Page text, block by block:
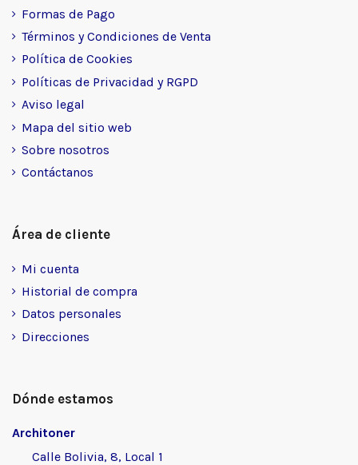
Formas de Pago
Términos y Condiciones de Venta
Política de Cookies
Políticas de Privacidad y RGPD
Aviso legal
Mapa del sitio web
Sobre nosotros
Contáctanos
Área de cliente
Mi cuenta
Historial de compra
Datos personales
Direcciones
Dónde estamos
Architoner
Calle Bolivia, 8, Local 1